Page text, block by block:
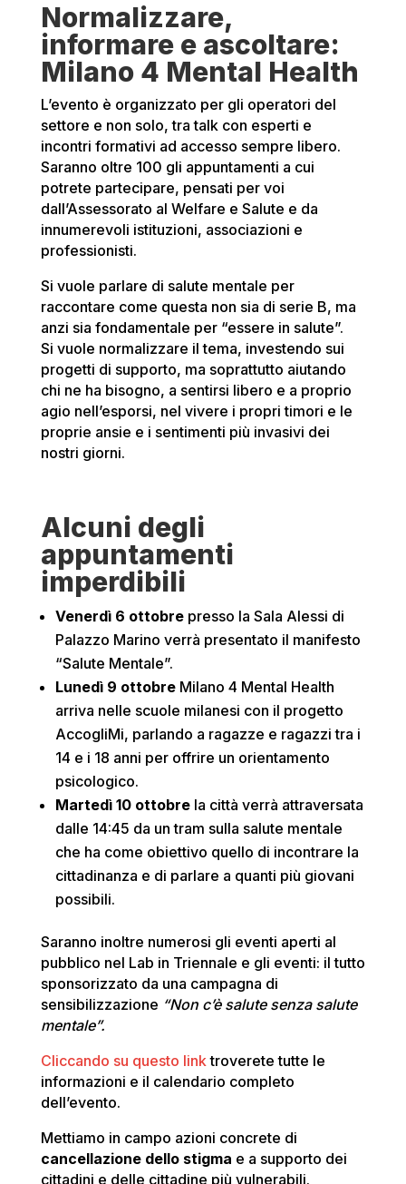
Normalizzare,
informare e ascoltare:
Milano 4 Mental Health
L’evento è organizzato per gli operatori del
settore e non solo, tra talk con esperti e
incontri formativi ad accesso sempre libero.
Saranno oltre 100 gli appuntamenti a cui
potrete partecipare, pensati per voi
dall’Assessorato al Welfare e Salute e da
innumerevoli istituzioni, associazioni e
professionisti.
Si vuole parlare di salute mentale per
raccontare come questa non sia di serie B, ma
anzi sia fondamentale per “essere in salute”.
Si vuole normalizzare il tema, investendo sui
progetti di supporto, ma soprattutto aiutando
chi ne ha bisogno, a sentirsi libero e a proprio
agio nell’esporsi, nel vivere i propri timori e le
proprie ansie e i sentimenti più invasivi dei
nostri giorni.
Alcuni degli
appuntamenti
imperdibili
Venerdì 6 ottobrepresso la Sala Alessi di
Palazzo Marino verrà presentato il manifesto
“Salute Mentale”.
Lunedì 9 ottobreMilano 4 Mental Health
arriva nelle scuole milanesi con il progetto
AccogliMi, parlando a ragazze e ragazzi tra i
14 e i 18 anni per offrire un orientamento
psicologico.
Martedì 10 ottobre la città verrà attraversata
dalle 14:45 da un tram sulla salute mentale
che ha come obiettivo quello di incontrare la
cittadinanza e di parlare a quanti più giovani
possibili.
Saranno inoltre numerosi gli eventi aperti al
pubblico nel Lab in Triennale e gli eventi: il tutto
sponsorizzato da una campagna di
sensibilizzazione “Non c’è salute senza salute
mentale”.
Cliccando su questo linktroverete tutte le
informazioni e il calendario completo
dell’evento.
Mettiamo in campo azioni concrete di
cancellazione dello stigma e a supporto dei
cittadini e delle cittadine più vulnerabili.